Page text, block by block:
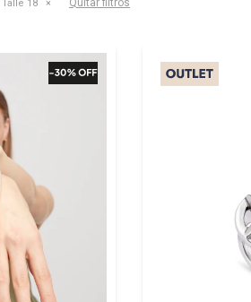
Talle 18 Quitar filtros